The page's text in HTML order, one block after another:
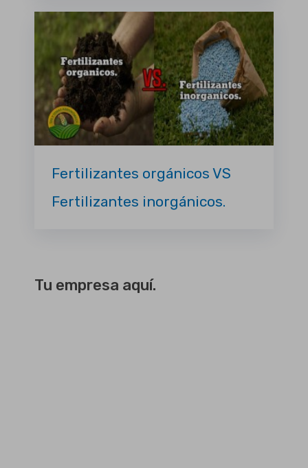
Fertilizantes orgánicos VS
Fertilizantes inorgánicos.
Tu empresa aquí.